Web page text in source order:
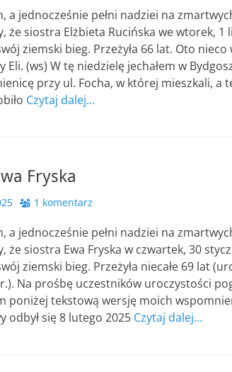
a jednocześnie pełni nadziei na
że siostra Elżbieta Rucińska we wtorek, 1
ziemski bieg. Przeżyła 66 lat. Oto
Eli. (ws) W tę niedzielę jechałem w
przy ul. Focha, w której mieszkali, a
Czytaj dalej…
Fryska
1 komentarz
a jednocześnie pełni nadziei na
że siostra Ewa Fryska w czwartek, 30
ziemski bieg. Przeżyła niecałe 69 lat
Na prośbę uczestników uroczystości
poniżej tekstową wersję moich
odbył się 8 lutego 2025 Czytaj dalej…